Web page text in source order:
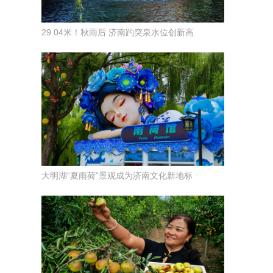
29.04米！秋雨后 济南趵突泉水位创新高
大明湖“夏雨荷”景观成为济南文化新地标